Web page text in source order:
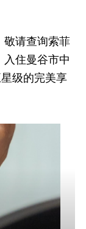
敬请查询索菲
住曼谷市中
级的完美享